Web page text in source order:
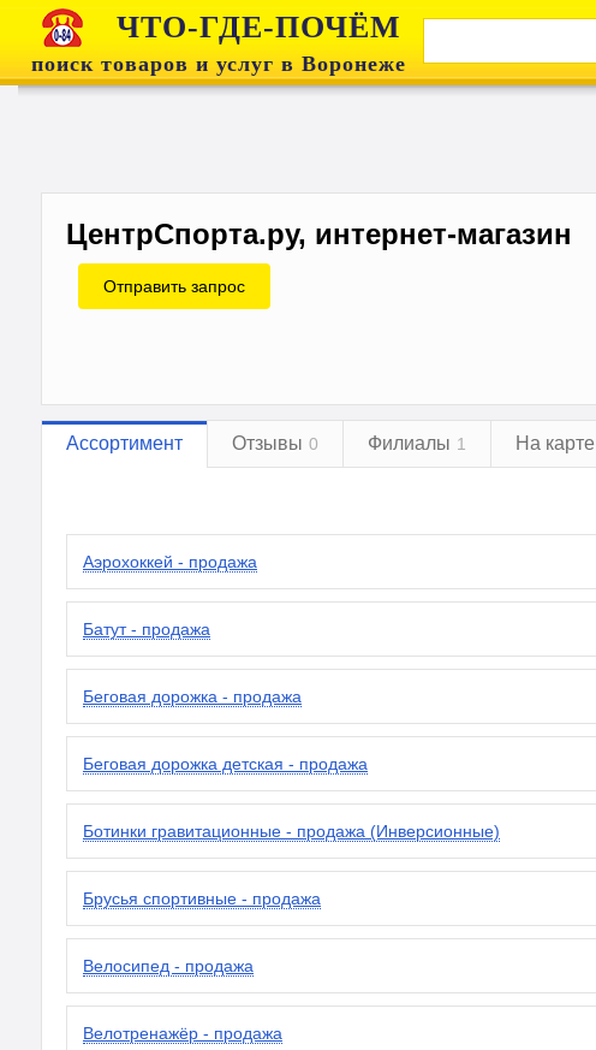
ЧТО-ГДЕ-ПОЧЁМ
поиск товаров и услуг в Воронеже
ЦентрСпорта.ру, интернет-магазин
Отправить запрос
Ассортимент Отзывы 0 Филиалы 1 На карте
Аэрохоккей - продажа
Батут - продажа
Беговая дорожка - продажа
Беговая дорожка детская - продажа
Ботинки гравитационные - продажа (Инверсионные)
Брусья спортивные - продажа
Велосипед - продажа
Велотренажёр - продажа